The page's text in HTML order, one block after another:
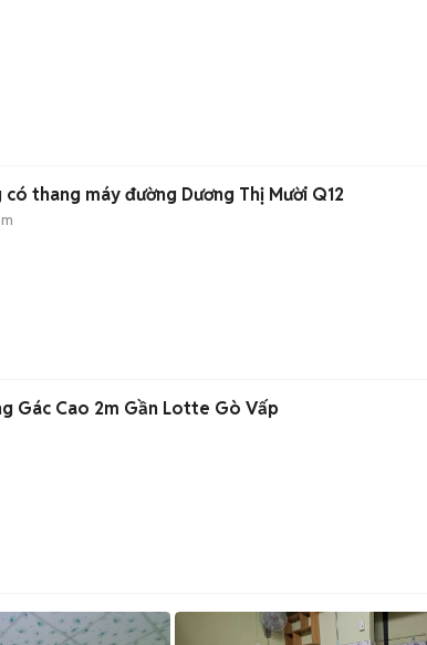
thang máy đường Dương Thị Mười Q12
Gác Cao 2m Gần Lotte Gò Vấp